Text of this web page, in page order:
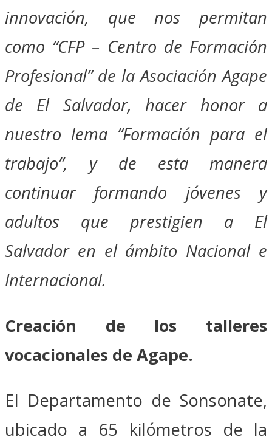
innovación, que nos permitan
como “CFP – Centro de Formación
Profesional” de la Asociación Agape
de El Salvador, hacer honor a
nuestro lema “Formación para el
trabajo”, y de esta manera
continuar formando jóvenes y
adultos que prestigien a El
Salvador en el ámbito Nacional e
Internacional.
Creación de los talleres
vocacionales de Agape.
El Departamento de Sonsonate,
ubicado a 65 kilómetros de la